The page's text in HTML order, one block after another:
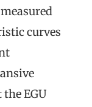
curves
EGU